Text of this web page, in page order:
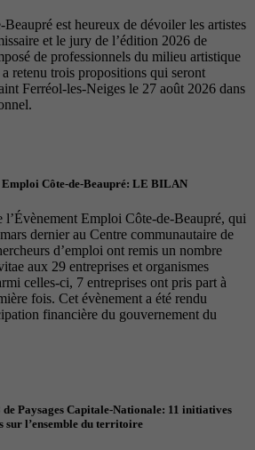
est heureux de dévoiler les artistes
et le jury de l’édition 2026 de
de professionnels du milieu artistique
retenu trois propositions qui seront
Ferréol-les-Neiges le 27 août 2026 dans
Emploi Côte-de-Beaupré: LE BILAN
Emploi Côte-de-Beaupré, qui
dernier au Centre communautaire de
d’emploi ont remis un nombre
aux 29 entreprises et organismes
celles-ci, 7 entreprises ont pris part à
fois. Cet évènement a été rendu
financière du gouvernement du
Paysages Capitale-Nationale: 11 initiatives
sur l’ensemble du territoire